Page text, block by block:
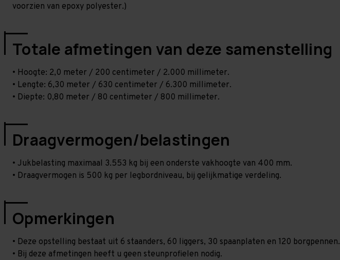
voorzien van epoxy polyester.)
Totale afmetingen van deze samenstelling
• Hoogte: 2,0 meter / 200 centimeter / 2.000 millimeter.
• Lengte: 6,30 meter / 630 centimeter / 6.300 millimeter.
• Diepte: 0,80 meter / 80 centimeter / 800 millimeter.
Draagvermogen/belastingen
• Jukbelasting maximaal 3.553 kg bij een onderste vakhoogte van 400 mm.
• Draagvermogen is 500 kg per legbordniveau, bij gelijkmatige verdeling.
Opmerkingen
• Deze opstelling bestaat uit 6 staanders, 60 liggers, 30 spaanplaten en 120 borgpennen.
• Bij deze afmetingen heeft u geen steunprofielen nodig.